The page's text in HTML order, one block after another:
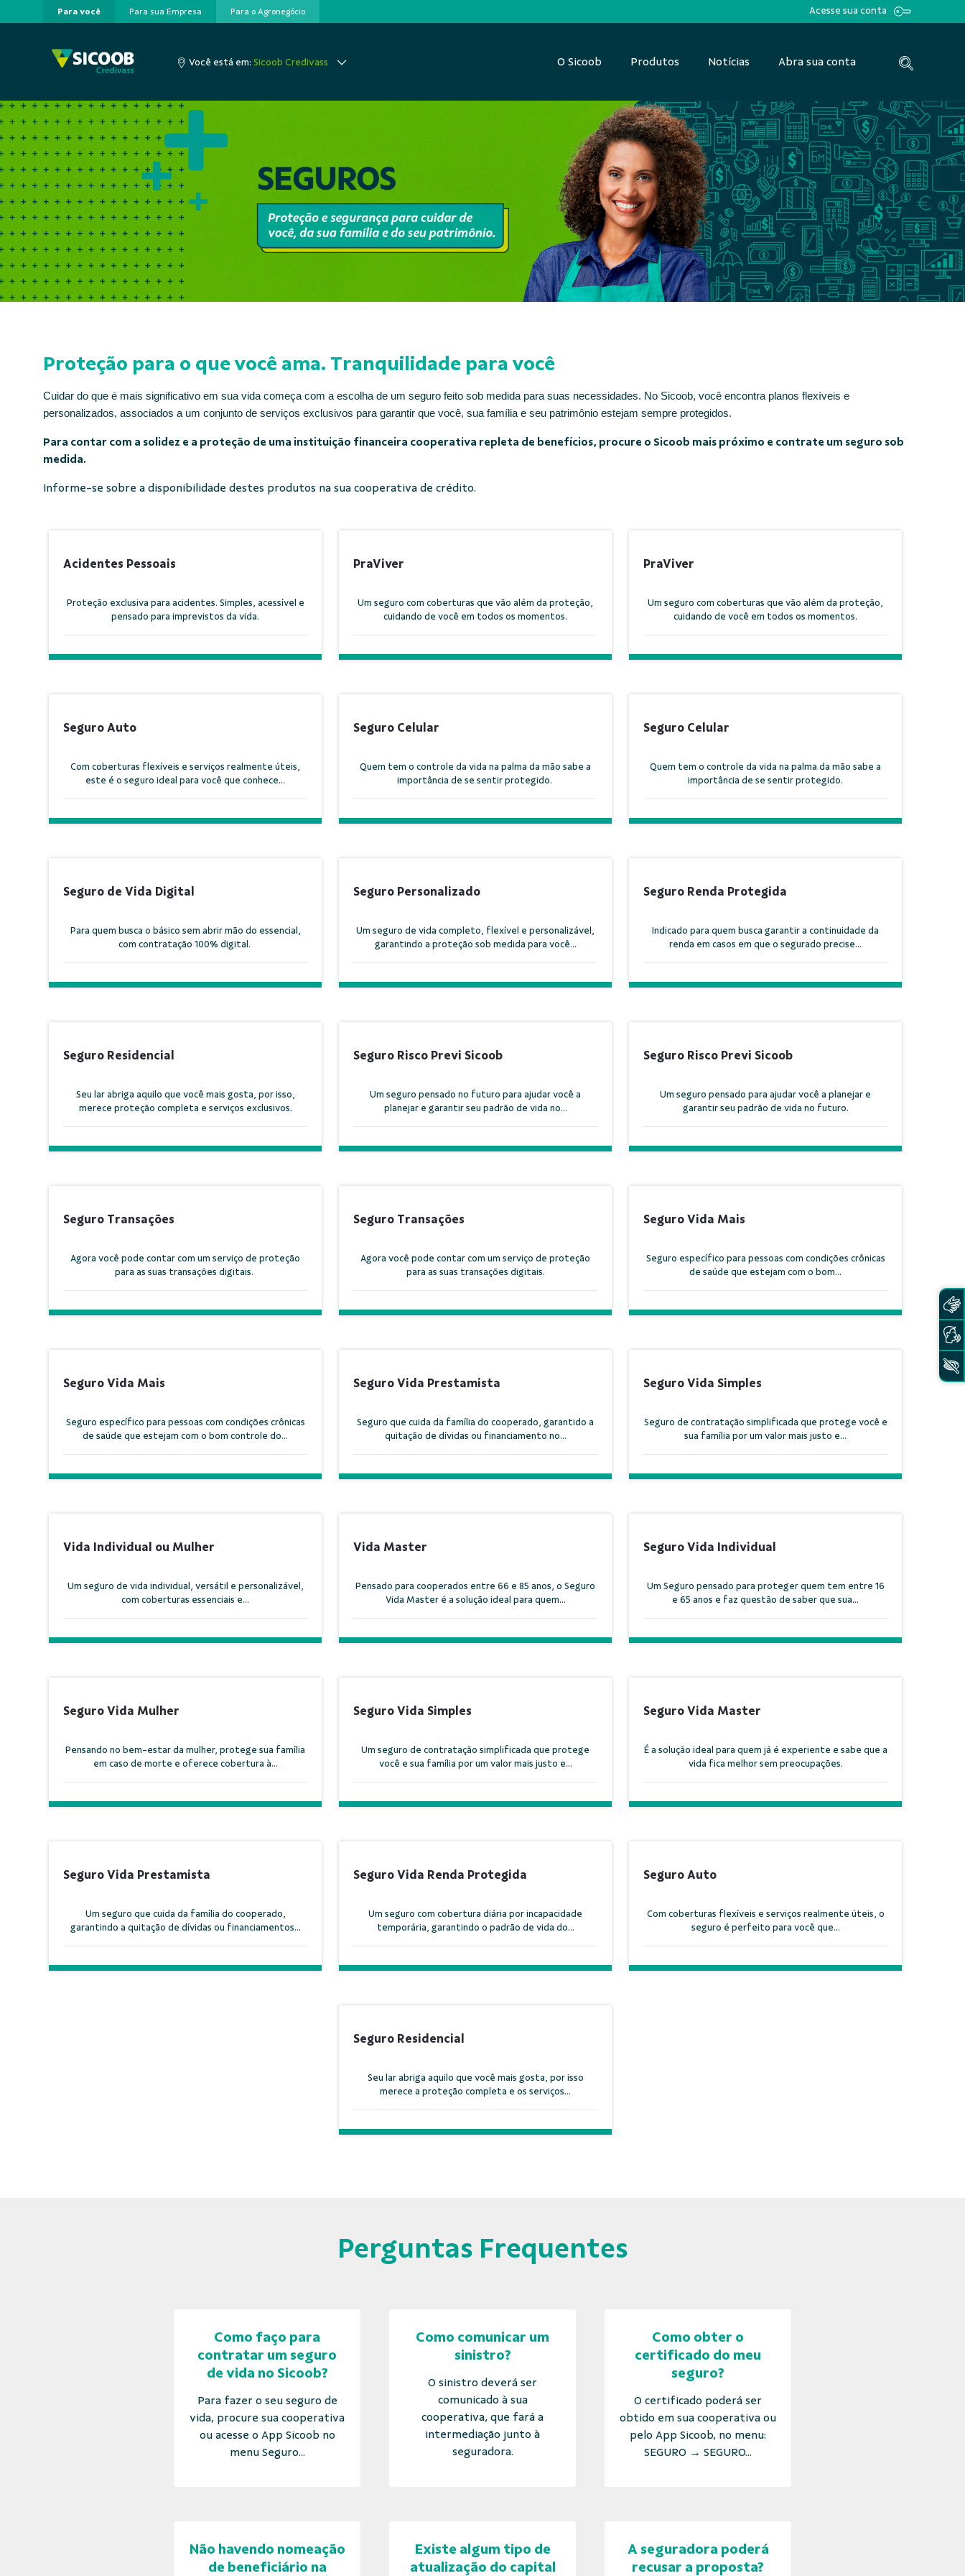
Pular para o Conteúdo principal
Para você Para sua Empresa Para o Agronegócio Acesse sua conta
Você está em:Sicoob Credivass O Sicoob Produtos Notícias Abra sua conta
Proteção para o que você ama. Tranquilidade para você
Cuidar do que é mais significativo em sua vida começa com a escolha de um seguro feito sob medida para suas necessidades. No Sicoob, você encontra planos flexíveis e
personalizados, associados a um conjunto de serviços exclusivos para garantir que você, sua família e seu patrimônio estejam sempre protegidos.
Para contar com a solidez e a proteção de uma instituição financeira cooperativa repleta de benefícios, procure o Sicoob mais próximo e contrate um seguro sob
medida.
Informe-se sobre a disponibilidade destes produtos na sua cooperativa de crédito.
Acidentes Pessoais
Proteção exclusiva para acidentes. Simples, acessível e
pensado para imprevistos da vida.
PraViver
Um seguro com coberturas que vão além da proteção,
cuidando de você em todos os momentos.
PraViver
Um seguro com coberturas que vão além da proteção,
cuidando de você em todos os momentos.
Seguro Auto
Com coberturas flexíveis e serviços realmente úteis,
este é o seguro ideal para você que conhece...
Seguro Celular
Quem tem o controle da vida na palma da mão sabe a
importância de se sentir protegido.
Seguro Celular
Quem tem o controle da vida na palma da mão sabe a
importância de se sentir protegido.
Seguro de Vida Digital
Para quem busca o básico sem abrir mão do essencial,
com contratação 100% digital.
Seguro Personalizado
Um seguro de vida completo, flexível e personalizável,
garantindo a proteção sob medida para você...
Seguro Renda Protegida
Indicado para quem busca garantir a continuidade da
renda em casos em que o segurado precise...
Seguro Residencial
Seu lar abriga aquilo que você mais gosta, por isso,
merece proteção completa e serviços exclusivos.
Seguro Risco Previ Sicoob
Um seguro pensado no futuro para ajudar você a
planejar e garantir seu padrão de vida no...
Seguro Risco Previ Sicoob
Um seguro pensado para ajudar você a planejar e
garantir seu padrão de vida no futuro.
Seguro Transações
Agora você pode contar com um serviço de proteção
para as suas transações digitais.
Seguro Transações
Agora você pode contar com um serviço de proteção
para as suas transações digitais.
Seguro Vida Mais
Seguro específico para pessoas com condições crônicas
de saúde que estejam com o bom...
Seguro Vida Mais
Seguro específico para pessoas com condições crônicas
de saúde que estejam com o bom controle do...
Seguro Vida Prestamista
Seguro que cuida da família do cooperado, garantido a
quitação de dívidas ou financiamento no...
Seguro Vida Simples
Seguro de contratação simplificada que protege você e
sua família por um valor mais justo e...
Vida Individual ou Mulher
Um seguro de vida individual, versátil e personalizável,
com coberturas essenciais e...
Vida Master
Pensado para cooperados entre 66 e 85 anos, o Seguro
Vida Master é a solução ideal para quem...
Seguro Vida Individual
Um Seguro pensado para proteger quem tem entre 16
e 65 anos e faz questão de saber que sua...
Seguro Vida Mulher
Pensando no bem-estar da mulher, protege sua família
em caso de morte e oferece cobertura à...
Seguro Vida Simples
Um seguro de contratação simplificada que protege
você e sua família por um valor mais justo e...
Seguro Vida Master
É a solução ideal para quem já é experiente e sabe que a
vida fica melhor sem preocupações.
Seguro Vida Prestamista
Um seguro que cuida da família do cooperado,
garantindo a quitação de dívidas ou financiamentos...
Seguro Vida Renda Protegida
Um seguro com cobertura diária por incapacidade
temporária, garantindo o padrão de vida do...
Seguro Auto
Com coberturas flexíveis e serviços realmente úteis, o
seguro é perfeito para você que...
Seguro Residencial
Seu lar abriga aquilo que você mais gosta, por isso
merece a proteção completa e os serviços...
Perguntas Frequentes
Como faço para
contratar um seguro
de vida no Sicoob?
Para fazer o seu seguro de
vida, procure sua cooperativa
ou acesse o App Sicoob no
menu Seguro...
Como comunicar um
sinistro?
O sinistro deverá ser
comunicado à sua
cooperativa, que fará a
intermediação junto à
seguradora.
Como obter o
certificado do meu
seguro?
O certificado poderá ser
obtido em sua cooperativa ou
pelo App Sicoob, no menu:
SEGURO → SEGURO...
Não havendo nomeação
de beneficiário na
Existe algum tipo de
atualização do capital
A seguradora poderá
recusar a proposta?